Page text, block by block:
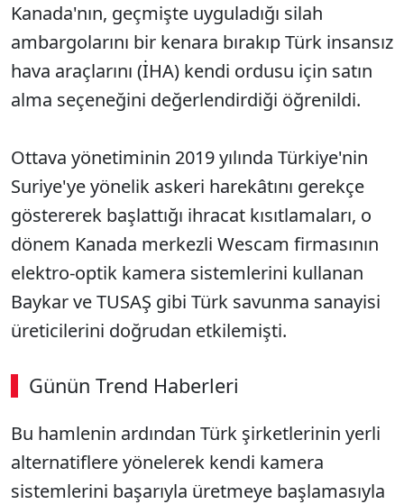
Kanada'nın, geçmişte uyguladığı silah
ambargolarını bir kenara bırakıp Türk insansız
hava araçlarını (İHA) kendi ordusu için satın
alma seçeneğini değerlendirdiği öğrenildi.
Ottava yönetiminin 2019 yılında Türkiye'nin
Suriye'ye yönelik askeri harekâtını gerekçe
göstererek başlattığı ihracat kısıtlamaları, o
dönem Kanada merkezli Wescam firmasının
elektro-optik kamera sistemlerini kullanan
Baykar ve TUSAŞ gibi Türk savunma sanayisi
üreticilerini doğrudan etkilemişti.
Günün Trend Haberleri
Bu hamlenin ardından Türk şirketlerinin yerli
alternatiflere yönelerek kendi kamera
sistemlerini başarıyla üretmeye başlamasıyla